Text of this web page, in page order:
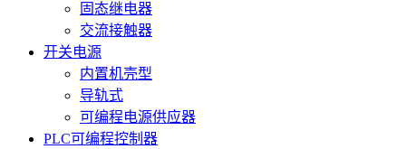
固态继电器
交流接触器
开关电源
内置机壳型
导轨式
可编程电源供应器
PLC可编程控制器